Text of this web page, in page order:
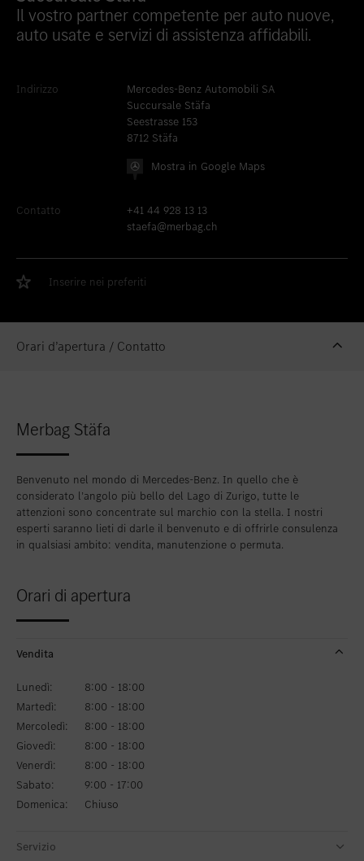
Inserire nei preferiti
Berna
Inserire nei preferiti
Biel
Inserire nei preferiti
Granges-Paccot
Inserire nei preferiti
Lugano-Pazzallo
Inserire nei preferiti
Inserire nei preferiti
Schlieren Occasioni
Inserire nei preferiti
Stäfa
Inserire nei preferiti
Inserire nei preferiti
Vezia
Inserire nei preferiti
Winterthur
Inserire nei preferiti
Zürich-Seefeld
Il vostro partner competente per auto nuove,
auto usate e servizi di assistenza affidabili.
Indirizzo
Mercedes-Benz Automobili SA
Succursale Stäfa
Seestrasse 153
8712 Stäfa
Mostra in Google Maps
Contatto
+41 44 928 13 13
staefa@merbag.ch
Inserire nei preferiti
Orari d’apertura / Contatto
Merbag Stäfa
Benvenuto nel mondo di Mercedes-Benz. In quello che è
considerato l’angolo più bello del Lago di Zurigo, tutte le
attenzioni sono concentrate sul marchio con la stella. I nostri
esperti saranno lieti di darle il benvenuto e di offrirle consulenza
in qualsiasi ambito: vendita, manutenzione o permuta.
Orari di apertura
Vendita
Lunedì:
8:00 - 18:00
Martedì:
8:00 - 18:00
Mercoledì:
8:00 - 18:00
Giovedì:
8:00 - 18:00
Venerdì:
8:00 - 18:00
Sabato:
9:00 - 17:00
Domenica:
Chiuso
Servizio